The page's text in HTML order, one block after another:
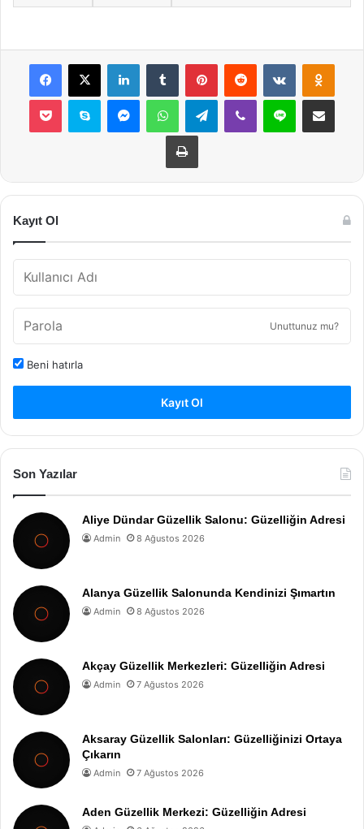
Facebook
X LinkedInTumblr PinterestReddit VKontakte
Pocket Skype MessengerWhatsAppTelegramViber Line E-Posta ile
Yazdır
Kayıt Ol
Unuttunuz mu?
Beni hatırla
Kayıt Ol
Son Yazılar
Aliye Dündar Güzellik Salonu: Güzelliğin Adresi
Admin 8 Ağustos 2026
Alanya Güzellik Salonunda Kendinizi Şımartın
Admin 8 Ağustos 2026
Akçay Güzellik Merkezleri: Güzelliğin Adresi
Admin 7 Ağustos 2026
Aksaray Güzellik Salonları: Güzelliğinizi Ortaya
Çıkarın
Admin 7 Ağustos 2026
Aden Güzellik Merkezi: Güzelliğin Adresi